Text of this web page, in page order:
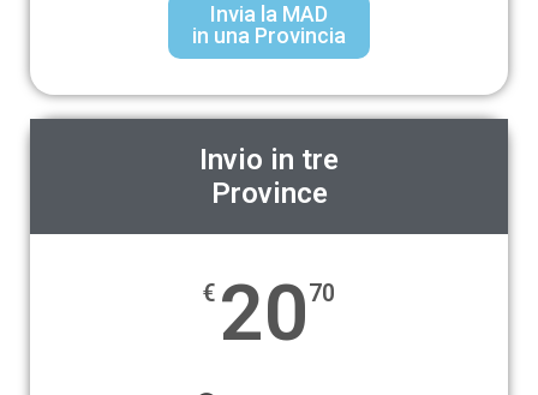
Invia la MAD
in una Provincia
Invio in tre
Province
€ 2070